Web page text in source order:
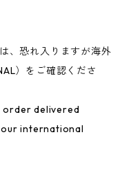
、恐れ入りますが海外
）をご確認くださ
order delivered
international